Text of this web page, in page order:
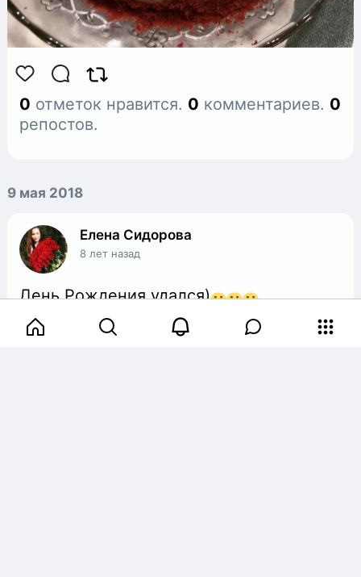
0 отметок нравится. 0 комментариев. 0
репостов.
9 мая 2018
Елена Сидорова
8 лет назад
День Рождения удался)